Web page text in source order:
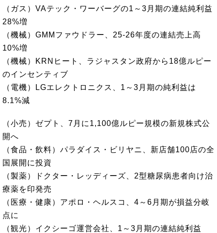
（ガス）VAテック・ワーバーグの1～3月期の連結純利益
28%増
（機械）GMMファウドラー、25-26年度の連結売上高
10%増
（機械）KRNヒート、ラジャスタン政府から18億ルピー
のインセンティブ
（電機）LGエレクトロニクス、1～3月期の純利益は
8.1%減
（小売）ゼプト、7月に1,100億ルピー規模の新規株式公
開へ
（食品・飲料）パラダイス・ビリヤニ、新店舗100店の全
国展開に投資
（製薬）ドクター・レッディーズ、2型糖尿病患者向け治
療薬を印発売
（医療・健康）アポロ・ヘルスコ、4～6月期が損益分岐
点に
（観光）イクシーゴ運営会社、1～3月期の連結純利益